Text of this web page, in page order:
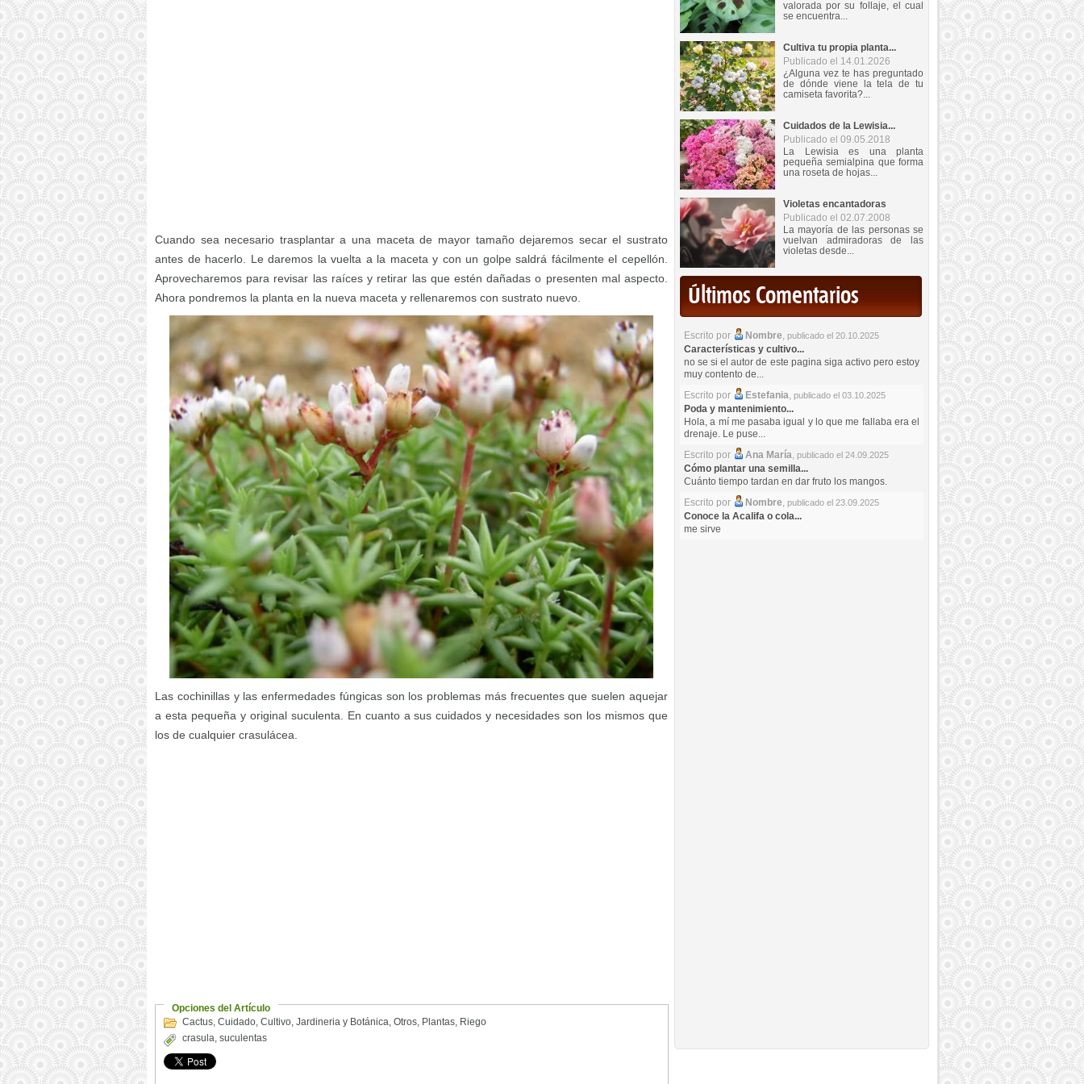
Cuando sea necesario trasplantar a una maceta de mayor tamaño dejaremos secar el sustrato
antes de hacerlo. Le daremos la vuelta a la maceta y con un golpe saldrá fácilmente el cepellón.
Aprovecharemos para revisar las raíces y retirar las que estén dañadas o presenten mal aspecto.
Ahora pondremos la planta en la nueva maceta y rellenaremos con sustrato nuevo.
Las cochinillas y las enfermedades fúngicas son los problemas más frecuentes que suelen aquejar
a esta pequeña y original suculenta. En cuanto a sus cuidados y necesidades son los mismos que
los de cualquier crasulácea.
Opciones del Artículo
Cactus, Cuidado, Cultivo, Jardineria y Botánica, Otros, Plantas, Riego
crasula, suculentas
valorada por su follaje, el cual
se encuentra...
Cultiva tu propia planta...
Publicado el 14.01.2026
¿Alguna vez te has preguntado
de dónde viene la tela de tu
camiseta favorita?...
Cuidados de la Lewisia...
Publicado el 09.05.2018
La Lewisia es una planta
pequeña semialpina que forma
una roseta de hojas...
Violetas encantadoras
Publicado el 02.07.2008
La mayoría de las personas se
vuelvan admiradoras de las
violetas desde...
Últimos Comentarios
Escrito por Nombre, publicado el 20.10.2025
Características y cultivo...
no se si el autor de este pagina siga activo pero estoy
muy contento de...
Escrito por
Estefania, publicado el 03.10.2025
Poda y mantenimiento...
Hola, a mí me pasaba igual y lo que me fallaba era el
drenaje. Le puse...
Escrito por
Ana María, publicado el 24.09.2025
Cómo plantar una semilla...
Cuánto tiempo tardan en dar fruto los mangos.
Escrito por
Nombre, publicado el 23.09.2025
Conoce la Acalifa o cola...
me sirve